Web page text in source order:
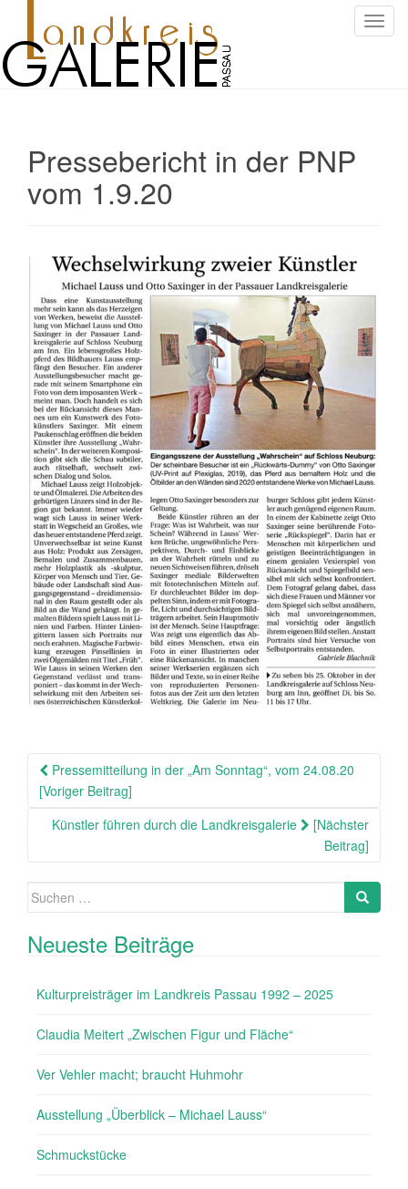
S
t
Pressebericht in der PNP
vom 1.9.20
Beitragsnavigation
Pressemitteilung in der „Am Sonntag“, vom 24.08.20
[Voriger Beitrag]
Künstler führen durch die Landkreisgalerie
[Nächster
Beitrag]
Suche
Search
Neueste Beiträge
Kulturpreisträger im Landkreis Passau 1992 – 2025
Claudia Meitert „Zwischen Figur und Fläche“
Ver Vehler macht; braucht Huhmohr
Ausstellung „Überblick – Michael Lauss“
Schmuckstücke